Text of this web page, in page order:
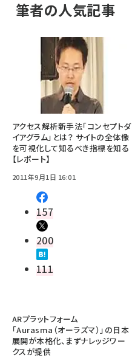
筆者の人気記事
アクセス解析新手法「コンセプトダ
イアグラム」とは？ サイトの全体像
を可視化して知るべき指標を知る
【レポート】
2011年9月1日 16:01
157
200
111
ARプラットフォーム
「Aurasma（オーラズマ）」の日本
展開が本格化、まずナレッジワー
クスが提供